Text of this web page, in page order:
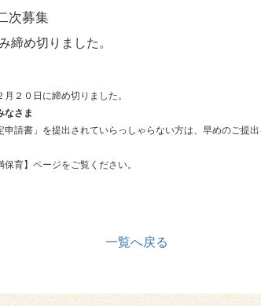
次募集
締め切りました。
２０日に締め切りました。
なさま
請書」を提出されていらっしゃらない方は、早めのご提
育】ページをご覧ください。
一覧へ戻る